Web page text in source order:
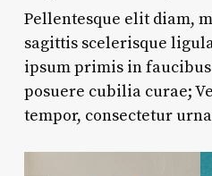
Pellentesque elit diam,
sagittis scelerisque
ipsum primis in
posuere cubilia curae;
tempor, consectetur